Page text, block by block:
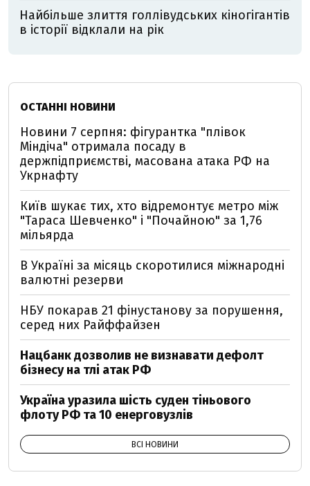
Найбільше злиття голлівудських кіногігантів
в історії відклали на рік
ОСТАННІ НОВИНИ
Новини 7 серпня: фігурантка "плівок
Міндіча" отримала посаду в
держпідприємстві, масована атака РФ на
Укрнафту
Київ шукає тих, хто відремонтує метро між
"Тараса Шевченко" і "Почайною" за 1,76
мільярда
В Україні за місяць скоротилися міжнародні
валютні резерви
НБУ покарав 21 фінустанову за порушення,
серед них Райффайзен
Нацбанк дозволив не визнавати дефолт
бізнесу на тлі атак РФ
Україна уразила шість суден тіньового
флоту РФ та 10 енерговузлів
ВСІ НОВИНИ